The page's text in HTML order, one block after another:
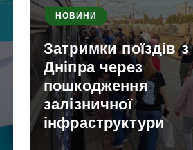
НОВИНИ
Затримки поїздів з
Дніпра через
пошкодження
залізничної
інфраструктури